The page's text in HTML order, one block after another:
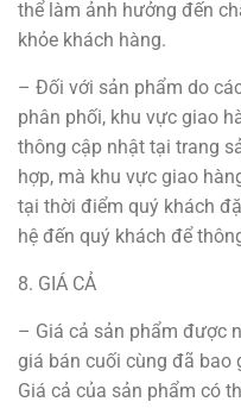
thể làm ảnh hưởng đến
khỏe khách hàng.
– Đối với sản phẩm do
phân phối, khu vực giao
thông cập nhật tại trang
hợp, mà khu vực giao
tại thời điểm quý khách
hệ đến quý khách để
8. GIÁ CẢ
– Giá cả sản phẩm được
giá bán cuối cùng đã bao
Giá cả của sản phẩm có